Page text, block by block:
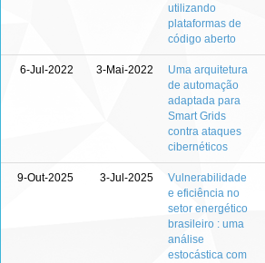
utilizando
plataformas de
código aberto
6-Jul-2022 3-Mai-2022
Uma arquitetura
de automação
adaptada para
Smart Grids
contra ataques
cibernéticos
9-Out-2025 3-Jul-2025
Vulnerabilidade
e eficiência no
setor energético
brasileiro : uma
análise
estocástica com